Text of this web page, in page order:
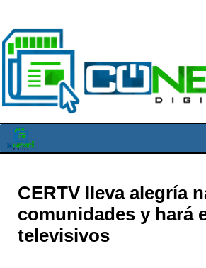
CERTV lleva alegría
comunidades y hará
televisivos